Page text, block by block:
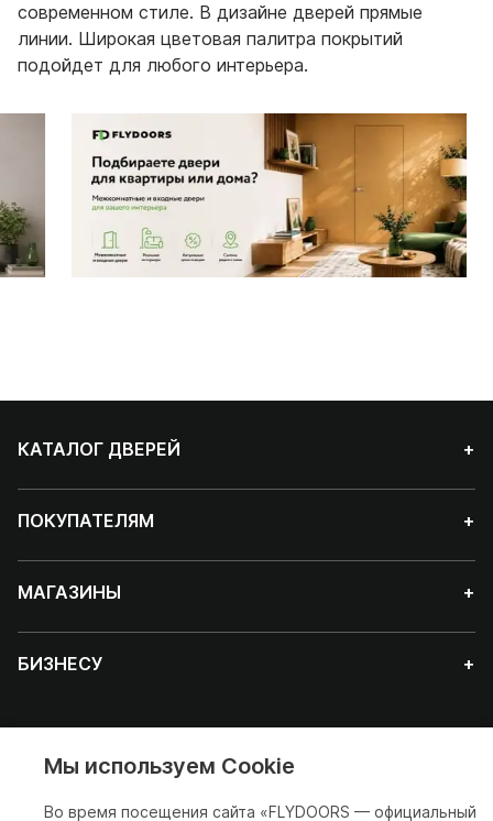
современном стиле. В дизайне дверей прямые
линии. Широкая цветовая палитра покрытий
подойдет для любого интерьера.
КАТАЛОГ ДВЕРЕЙ +
ПОКУПАТЕЛЯМ +
МАГАЗИНЫ +
БИЗНЕСУ +
Красноярск
Мы используем Cookie
Во время посещения сайта «FLYDOORS — официальный